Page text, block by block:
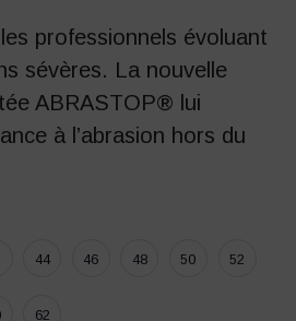
professionnels évoluant
sévères. La nouvelle
ABRASTOP® lui
à l’abrasion hors du
44 46 48 50 52
62